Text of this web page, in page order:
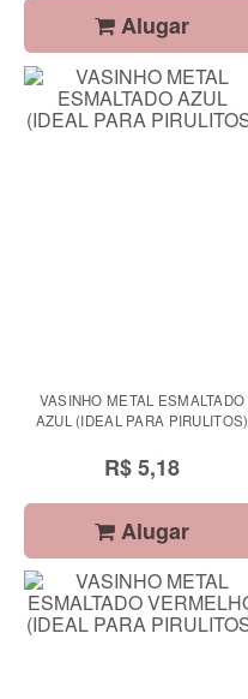
Alugar
VASINHO METAL ESMALTADO
AZUL (IDEAL PARA PIRULITOS)
R$ 5,18
Alugar